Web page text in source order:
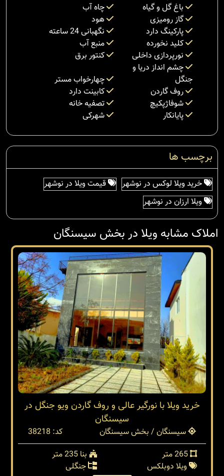
باغ گل و گیاه
چاه آب
گاز رومیزی
هود
پارکینگ دارد
نگهبانی 24 ساعته
کلید نخورده
منبع آب
نورپردازی داخلی
کنتور برق
چشم انداز دریا و
جنگل
چهارخواب مستر
روف گاردن
کابینت دارد
شوفاژپکیچ
تصفیه خانه
پایانکار
شهرکی
برچسب ها
خرید ویلا لوکس در نوشهر
قیمت ویلا در نوشهر
ویلا ارزان در نوشهر
املاک مشابه ویلا در بخش سیسنگان
خرید ویلا با نورگیر عالی و روف گاردن ویو جنگل در
سیسنگان
سیسنگان / بخش سیسنگان
کد: 38218
بنا 235 متر
ویلا دوبلکس
جنگلی